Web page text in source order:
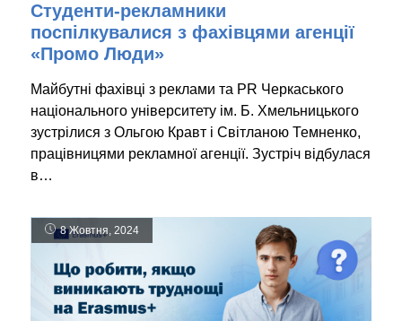
Студенти-рекламники
поспілкувалися з фахівцями агенції
«Промо Люди»
Майбутні фахівці з реклами та PR Черкаського
національного університету ім. Б. Хмельницького
зустрілися з Ольгою Кравт і Світланою Темненко,
працівницями рекламної агенції. Зустріч відбулася
в…
8 Жовтня, 2024